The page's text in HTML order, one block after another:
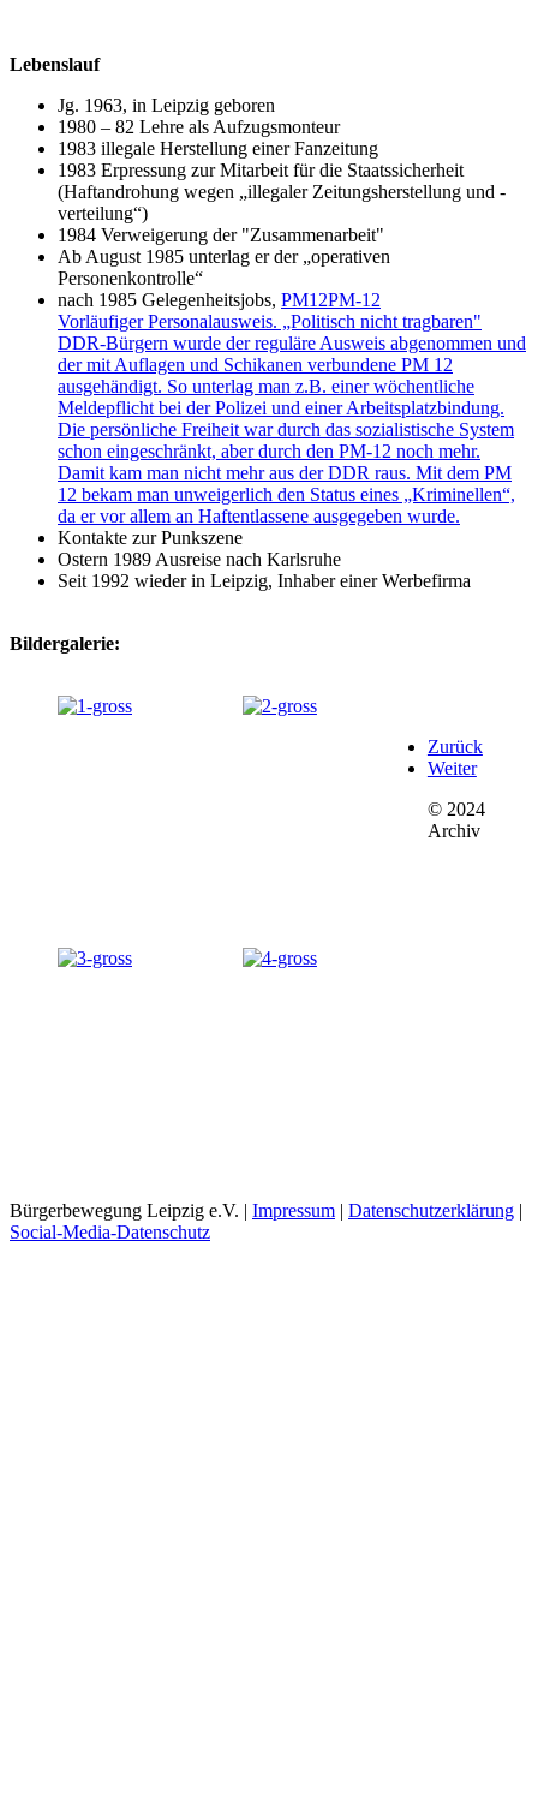
Lebenslauf
Jg. 1963, in Leipzig geboren
1980 – 82 Lehre als Aufzugsmonteur
1983 illegale Herstellung einer Fanzeitung
1983 Erpressung zur Mitarbeit für die Staatssicherheit
(Haftandrohung wegen „illegaler Zeitungsherstellung und -
verteilung“)
1984 Verweigerung der "Zusammenarbeit"
Ab August 1985 unterlag er der „operativen
Personenkontrolle“
nach 1985 Gelegenheitsjobs, PM12PM-12
Vorläufiger Personalausweis. „Politisch nicht tragbaren"
DDR-Bürgern wurde der reguläre Ausweis abgenommen und
der mit Auflagen und Schikanen verbundene PM 12
ausgehändigt. So unterlag man z.B. einer wöchentliche
Meldepflicht bei der Polizei und einer Arbeitsplatzbindung.
Die persönliche Freiheit war durch das sozialistische System
schon eingeschränkt, aber durch den PM-12 noch mehr.
Damit kam man nicht mehr aus der DDR raus. Mit dem PM
12 bekam man unweigerlich den Status eines „Kriminellen“,
da er vor allem an Haftentlassene ausgegeben wurde.
Kontakte zur Punkszene
Ostern 1989 Ausreise nach Karlsruhe
Seit 1992 wieder in Leipzig, Inhaber einer Werbefirma
Bildergalerie:
Zurück
Weiter
© 2024
Archiv
Bürgerbewegung Leipzig e.V. | Impressum | Datenschutzerklärung |
Social-Media-Datenschutz